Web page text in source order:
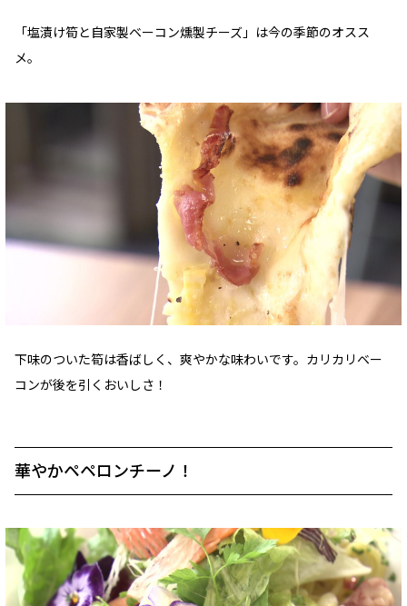
「塩漬け筍と自家製ベーコン燻製チーズ」は今の季節のオスス
メ。
下味のついた筍は香ばしく、爽やかな味わいです。カリカリベー
コンが後を引くおいしさ！
華やかペペロンチーノ！